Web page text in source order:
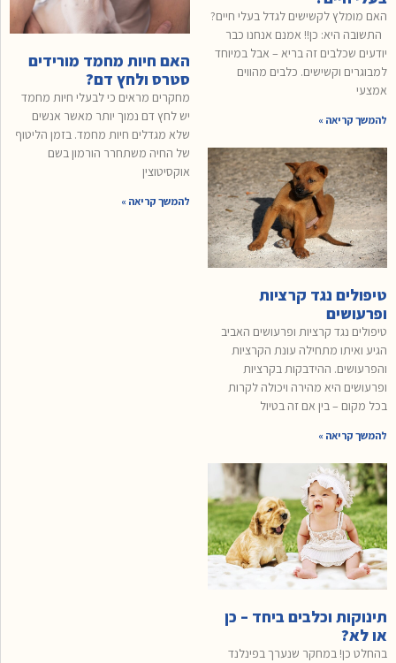
האם מומלץ לקשישים לגדל בעלי חיים?
התשובה היא: כן!! אמנם אנחנו כבר
יודעים שכלבים זה בריא – אבל במיוחד
למבוגרים וקשישים. כלבים מהווים
אמצעי
להמשך קריאה »
טיפולים נגד קרציות
ופרעושים
טיפולים נגד קרציות ופרעושים האביב
הגיע ואיתו מתחילה עונת הקרציות
והפרעושים. ההידבקות בקרציות
ופרעושים היא מהירה ויכולה לקרות
בכל מקום – בין אם זה בטיול
להמשך קריאה »
האם חיות מחמד מורידים
סטרס ולחץ דם?
מחקרים מראים כי לבעלי חיות מחמד
יש לחץ דם נמוך יותר מאשר אנשים
שלא מגדלים חיות מחמד. בזמן הליטוף
של החיה משתחרר הורמון בשם
אוקסיטוצין
להמשך קריאה »
תינוקות וכלבים ביחד – כן
או לא?
בהחלט כן! במחקר שנערך בפינלנד